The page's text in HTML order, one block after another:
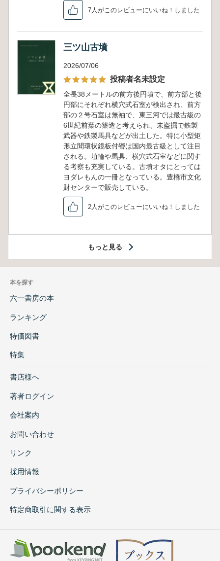
7人がこのレビューにいいね！しました
三ツ山古墳
2026/07/06
投稿者名未設定
全長38メートルの前方後円墳で、前方部と後
円部にそれぞれ横穴式石室が検出され、前方
部の２号石室は無袖で、東三河では最古級の
6世紀前葉の築造と考えられ、未盗掘で鉄製
武器や鉄製馬具などが出土した。特に小型矩
形立聞環状鏡板付轡は国内最古級として注目
される。埴輪や馬具、横穴式石室などに関す
る考察も充実している。古墳オタにとっては
ヨダレもんの一冊となっている。豊橋市文化
財センターで販売している。
2人がこのレビューにいいね！しました
もっと見る
本を探す
六一書房の本
ランキング
特価図書
特集
書店様へ
著者ログイン
会社案内
お問い合わせ
リンク
採用情報
プライバシーポリシー
特定商取引に関する表示